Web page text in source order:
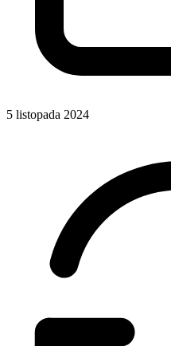
5 listopada 2024